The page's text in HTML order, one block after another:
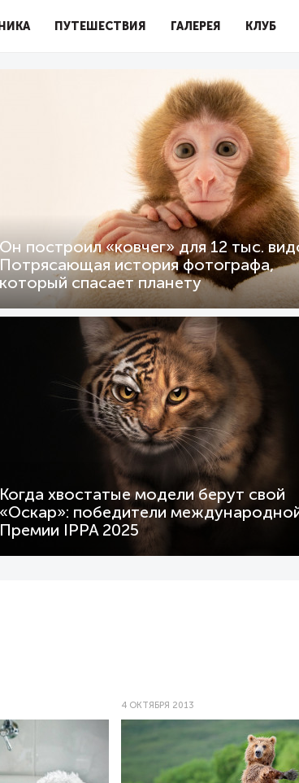
ПУТЕШЕСТВИЯ ГАЛЕРЕЯ КЛУБ
Он построил «ковчег» для 12 тыс.
Потрясающая история фотографа,
который спасает планету
Когда хвостатые модели берут свой
«Оскар»: победители
Премии IPPA 2025
4 ОКТЯБРЯ 2013